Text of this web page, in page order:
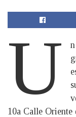
U
10a Calle